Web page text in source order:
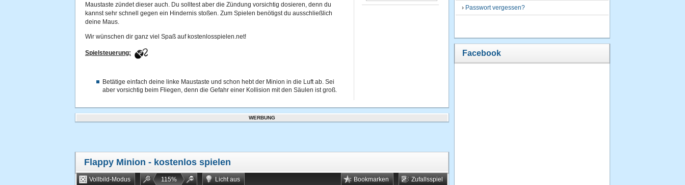
Maustaste zündet dieser auch. Du solltest aber die Zündung vorsichtig dosieren, denn du
kannst sehr schnell gegen ein Hindernis stoßen. Zum Spielen benötigst du ausschließlich
deine Maus.
Wir wünschen dir ganz viel Spaß auf kostenlosspielen.net!
Spielsteuerung:
Betätige einfach deine linke Maustaste und schon hebt der Minion in die Luft ab. Sei
aber vorsichtig beim Fliegen, denn die Gefahr einer Kollision mit den Säulen ist groß.
WERBUNG
Flappy Minion - kostenlos spielen
Vollbild-Modus 115% Licht aus Zufallsspiel
Bookmarken
› Passwort vergessen?
Facebook